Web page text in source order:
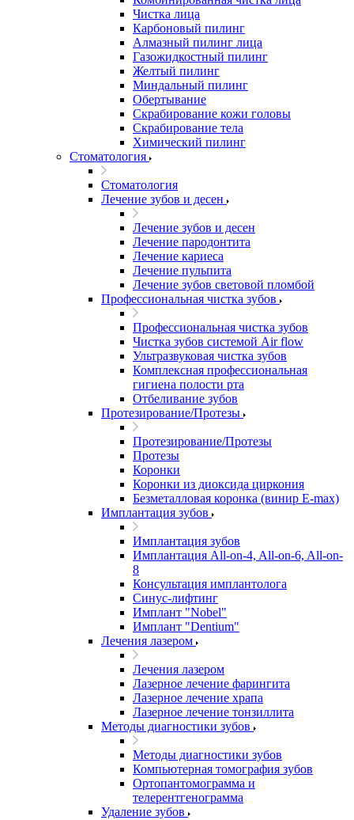
Чистка лица
Карбоновый пилинг
Алмазный пилинг лица
Газожидкостный пилинг
Желтый пилинг
Миндальный пилинг
Обертывание
Скрабирование кожи головы
Скрабирование тела
Химический пилинг
Стоматология
Стоматология
Лечение зубов и десен
Лечение зубов и десен
Лечение пародонтита
Лечение кариеса
Лечение пульпита
Лечение зубов световой пломбой
Профессиональная чистка зубов
Профессиональная чистка зубов
Чистка зубов системой Air flow
Ультразвуковая чистка зубов
Комплексная профессиональная
гигиена полости рта
Отбеливание зубов
Протезирование/Протезы
Протезирование/Протезы
Протезы
Коронки
Коронки из диоксида циркония
Безметалловая коронка (винир E-max)
Имплантация зубов
Имплантация зубов
Имплантация All-on-4, All-on-6, All-on-
8
Консультация имплантолога
Синус-лифтинг
Имплант "Nobel"
Имплант "Dentium"
Лечения лазером
Лечения лазером
Лазерное лечение фарингита
Лазерное лечение храпа
Лазерное лечение тонзиллита
Методы диагностики зубов
Методы диагностики зубов
Компьютерная томография зубов
Ортопантомограмма и
телерентгенограмма
Удаление зубов